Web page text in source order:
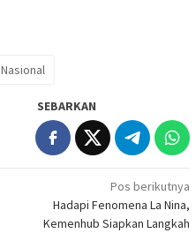
Nasional
SEBARKAN
Pos berikutnya
Hadapi Fenomena La Nina,
Kemenhub Siapkan Langkah